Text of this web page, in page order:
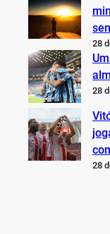
28
28
28